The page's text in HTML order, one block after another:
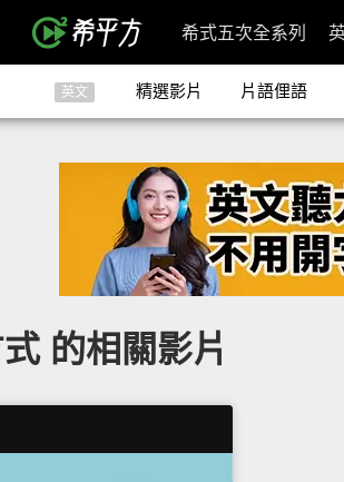
希式五次全系列
英文 精選影片 片語俚語
的相關影片